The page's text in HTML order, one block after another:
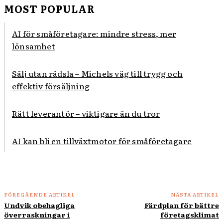
MOST POPULAR
AI för småföretagare: mindre stress, mer
lönsamhet
Sälj utan rädsla – Michels väg till trygg och
effektiv försäljning
Rätt leverantör – viktigare än du tror
AI kan bli en tillväxtmotor för småföretagare
FÖREGÅENDE ARTIKEL
Undvik obehagliga
överraskningar i
NÄSTA ARTIKEL
Färdplan för bättre
företagsklimat